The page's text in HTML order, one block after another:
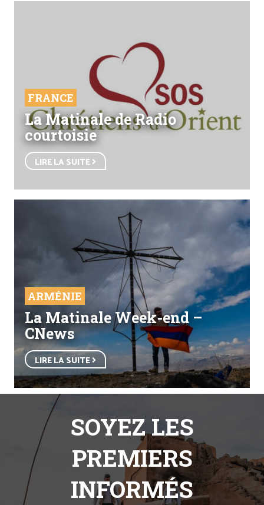
FRANCE
La Matinale de Radio
courtoisie
LIRE LA SUITE
ARMÉNIE
La Matinale Week-end –
CNews
LIRE LA SUITE
SOYEZ LES
PREMIERS
INFORMÉS